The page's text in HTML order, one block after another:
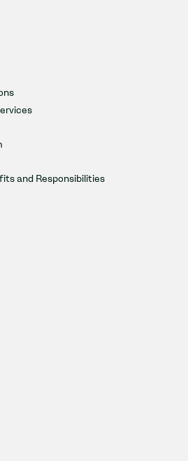
and Responsibilities